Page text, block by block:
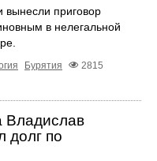
вынесли приговор
в нелегальной
Бурятия
2815
Владислав
долг по